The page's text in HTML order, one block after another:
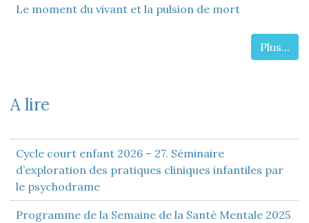
Le moment du vivant et la pulsion de mort
Plus...
A lire
Cycle court enfant 2026 – 27. Séminaire
d’exploration des pratiques cliniques infantiles par
le psychodrame
Programme de la Semaine de la Santé Mentale 2025